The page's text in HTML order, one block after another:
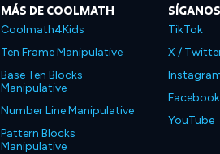
MÁS DE COOLMATH
Coolmath4Kids
Ten Frame Manipulative
Base Ten Blocks
Manipulative
Number Line Manipulative
Pattern Blocks
Manipulative
SÍGANOS
TikTok
X /
Facebook
YouTube